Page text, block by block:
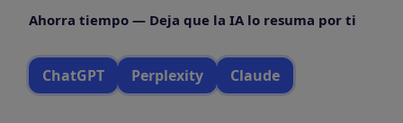
Ahorra tiempo — Deja que la IA lo resuma por ti
ChatGPT Perplexity Claude